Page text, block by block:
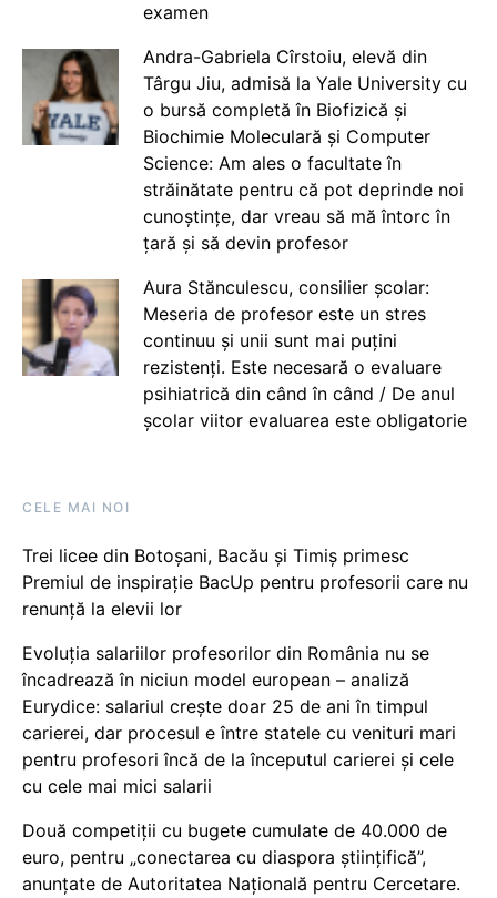
examen
Andra-Gabriela Cîrstoiu, elevă din
Târgu Jiu, admisă la Yale University cu
o bursă completă în Biofizică și
Biochimie Moleculară și Computer
Science: Am ales o facultate în
străinătate pentru că pot deprinde noi
cunoștințe, dar vreau să mă întorc în
țară și să devin profesor
Aura Stănculescu, consilier școlar:
Meseria de profesor este un stres
continuu și unii sunt mai puțini
rezistenți. Este necesară o evaluare
psihiatrică din când în când / De anul
școlar viitor evaluarea este obligatorie
CELE MAI NOI
Trei licee din Botoșani, Bacău și Timiș primesc
Premiul de inspirație BacUp pentru profesorii care nu
renunță la elevii lor
Evoluția salariilor profesorilor din România nu se
încadrează în niciun model european – analiză
Eurydice: salariul crește doar 25 de ani în timpul
carierei, dar procesul e între statele cu venituri mari
pentru profesori încă de la începutul carierei și cele
cu cele mai mici salarii
Două competiții cu bugete cumulate de 40.000 de
euro, pentru „conectarea cu diaspora științifică”,
anunțate de Autoritatea Națională pentru Cercetare.